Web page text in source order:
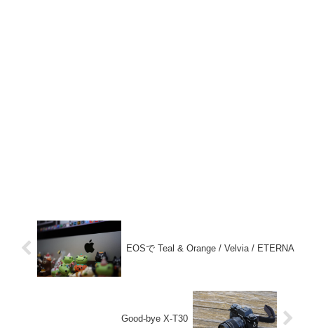
EOSで Teal & Orange / Velvia / ETERNA
Good-bye X-T30